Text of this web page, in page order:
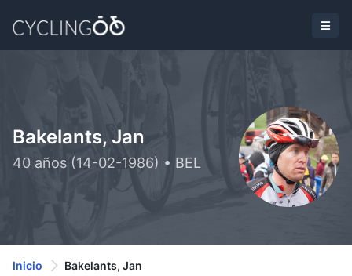
Bakelants, Jan
40 años (14-02-1986) • BEL
Inicio Bakelants, Jan